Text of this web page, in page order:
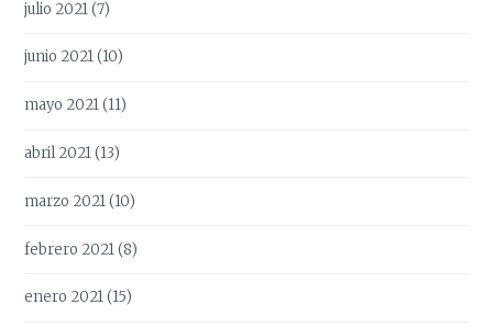
julio 2021(7)
junio 2021(10)
mayo 2021(11)
abril 2021(13)
marzo 2021(10)
febrero 2021(8)
enero 2021(15)